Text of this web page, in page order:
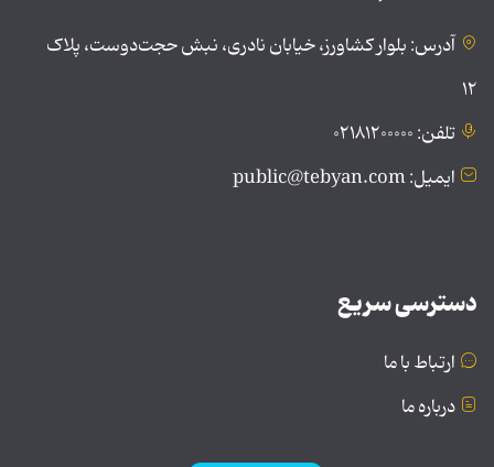
آدرس: بلوار کشاورز، خیابان نادری، نبش حجت‌دوست، پلاک
۱۲
تلفن: ۰۲۱۸۱۲۰۰۰۰۰
ایمیل: public@tebyan.com
دسترسی سریع
ارتباط با ما
درباره ما